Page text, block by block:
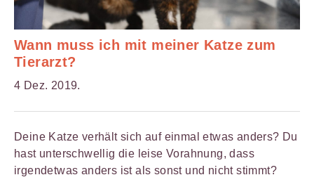
Wann muss ich mit meiner Katze zum
Tierarzt?
4 Dez. 2019.
Deine Katze verhält sich auf einmal etwas anders? Du
hast unterschwellig die leise Vorahnung, dass
irgendetwas anders ist als sonst und nicht stimmt?